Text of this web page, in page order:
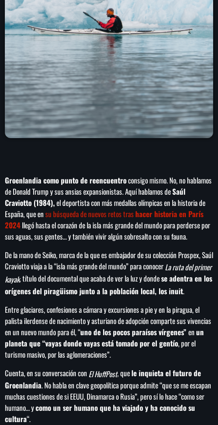
SEARCH
SEARCH
NOTAS
Cae primer detenido por robo a casa de
Karely Ruiz
Vinícius Jr renueva con en el Real Madrid
hasta 2032
Groenlandia como punto de reencuentroconsigo mismo. No, no hablamos
de Donald Trump y sus ansias expansionistas. Aquí hablamos deSaúl
Craviotto (1984),el deportista con más medallas olímpicas en la historia de
España, que ensu búsqueda de nuevos retos trashacer historia en París
2024llegó hasta el corazón de la isla más grande del mundo para perderse por
sus aguas, sus gentes… y también vivir algún sobresalto con su fauna.
De la mano de Seiko, marca de la que es embajador de su colección Prospex, Saúl
Craviotto viaja a la “isla más grande del mundo” para conocerLa ruta del primer
kayak, título del documental que acaba de ver la luz y dondese adentra en los
orígenes del piragüismo junto a la población local, los inuit.
Entre glaciares, confesiones a cámara y excursiones a pie y en la piragua, el
palista ilerdense de nacimiento y asturiano de adopción comparte sus vivencias
en un nuevo mundo para él, “uno de los pocos paraísos vírgenes”enun
planeta que “vayas donde vayas está tomado por el gentío, por el
turismo masivo, por las aglomeraciones”.
Cuenta, en su conversación con El HuffPost, quele inquieta el futuro de
Groenlandia. No habla en clave geopolítica porque admite “que se me escapan
muchas cuestiones de si EEUU, Dinamarca o Rusia”, pero sí lo hace “como ser
humano… ycomo un ser humano que ha viajado y ha conocido su
cultura“.